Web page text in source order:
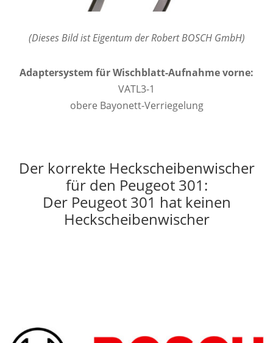
(Dieses Bild ist Eigentum der Robert BOSCH GmbH)
Adaptersystem für Wischblatt-Aufnahme vorne:
VATL3-1
obere Bayonett-Verriegelung
Der korrekte Heckscheibenwischer
für den Peugeot 301:
Der Peugeot 301 hat keinen
Heckscheibenwischer